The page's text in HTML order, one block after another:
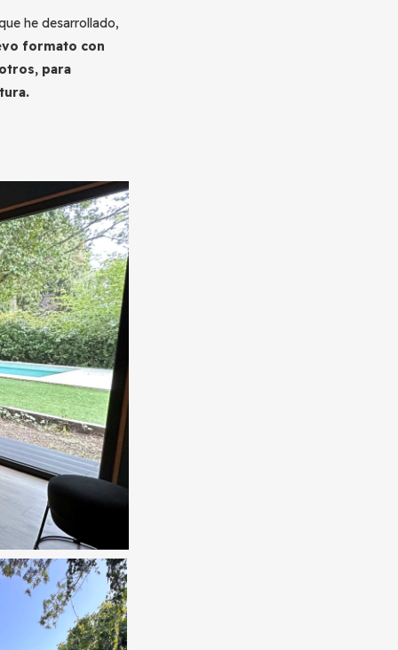
he desarrollado,
formato con
para